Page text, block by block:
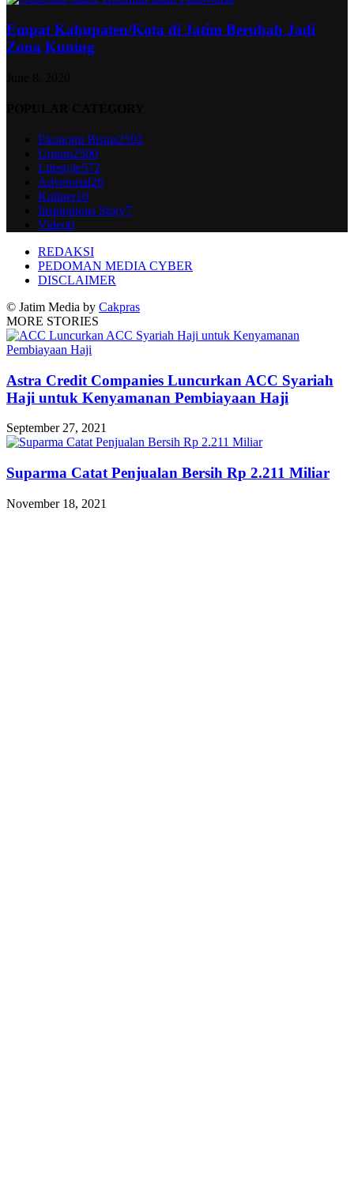
Empat Kabupaten/Kota di Jatim Berubah Jadi
Zona Kuning
Ekonomi Bisnis2592
Umum2500
Lifestyle572
Advetorial26
Kuliner16
Inspirations Story7
Video0
REDAKSI
PEDOMAN MEDIA CYBER
DISCLAIMER
© Jatim Media by Cakpras
MORE STORIES
Astra Credit Companies Luncurkan ACC Syariah
Haji untuk Kenyamanan Pembiayaan Haji
September 27, 2021
Suparma Catat Penjualan Bersih Rp 2.211 Miliar
November 18, 2021